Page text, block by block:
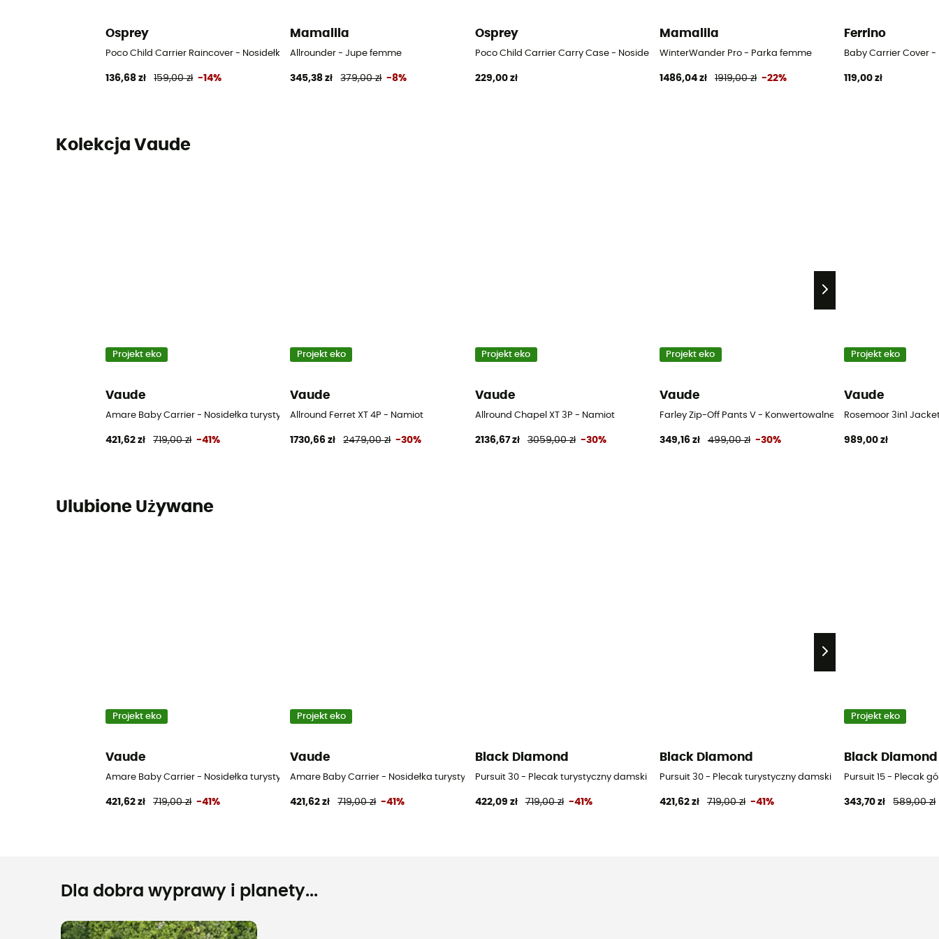
Osprey
Poco Child Carrier Raincover - Nosidełka turystyczne
136,68 zł 159,00 zł -14%
Mamalila
Allrounder - Jupe femme
345,38 zł 379,00 zł -8%
Osprey
Poco Child Carrier Carry Case - Nosidełka turystyczne
229,00 zł
Mamalila
WinterWander Pro - Parka femme
1486,04 zł 1919,00 zł -22%
Ferrino
Baby Carrier Cover -
119,00 zł
Kolekcja Vaude
Projekt eko
Vaude
Amare Baby Carrier - Nosidełka turystyczne
421,62 zł 719,00 zł -41%
Projekt eko
Vaude
Allround Ferret XT 4P - Namiot
1730,66 zł 2479,00 zł -30%
Projekt eko
Vaude
Allround Chapel XT 3P - Namiot
2136,67 zł 3059,00 zł -30%
Projekt eko
Vaude
Farley Zip-Off Pants V - Konwertowalne spodnie turystyczne
349,16 zł 499,00 zł -30%
Projekt eko
Vaude
Rosemoor 3in1
989,00 zł
Ulubione Używane
Projekt eko
Vaude
Amare Baby Carrier - Nosidełka turystyczne
421,62 zł 719,00 zł -41%
Projekt eko
Vaude
Amare Baby Carrier - Nosidełka turystyczne
421,62 zł 719,00 zł -41%
Black Diamond
Pursuit 30 - Plecak turystyczny damski
422,09 zł 719,00 zł -41%
Black Diamond
Pursuit 30 - Plecak turystyczny damski
421,62 zł 719,00 zł -41%
Projekt eko
Black Diamond
Pursuit 15 - Plecak
343,70 zł 589,00 zł
Dla dobra wyprawy i planety...